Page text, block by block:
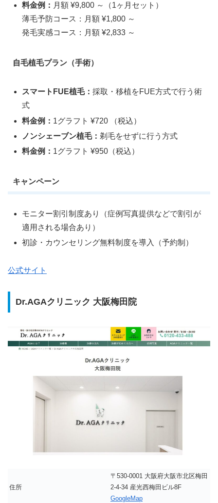
料金例： 月額 ¥9,800 ～（1ヶ月セット）
薄毛予防コース：月額 ¥1,800 ～
発毛実感コース：月額 ¥2,833 ～
自毛植毛プラン（手術）
スマートFUE植毛：採取・移植をFUE方式で行う術
式
料金例： 1グラフト ¥720 （税込）
ノンシェーブン植毛： 剃毛をせずに行う方式
料金例： 1グラフト ¥950（税込）
キャンペーン
モニター割引制度あり（症例写真提供などで割引が
適用される場合あり）
初診・カウンセリング無料制度を導入（予約制）
公式サイト
Dr.AGAクリニック 大阪梅田院
住所
〒530-0001 大阪府大阪市北区梅田
2-4-34 産光西梅田ビル8F
GoogleMap